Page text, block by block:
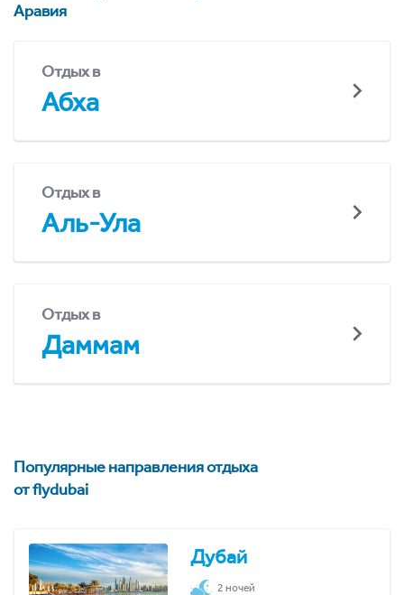
Аравия
Отдых в
Абха
Отдых в
Аль-Ула
Отдых в
Даммам
Популярные направления отдыха
от flydubai
Дубай
2 ночей